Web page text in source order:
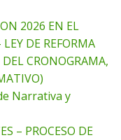
2026 EN EL
DE REFORMA
CRONOGRAMA,
Narrativa y
– PROCESO DE